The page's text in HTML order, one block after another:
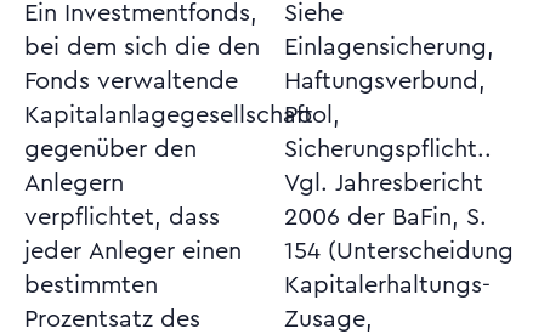
Ein Investmentfonds,
bei dem sich die den
Fonds verwaltende
Kapitalanlagegesellschaft
gegenüber den
Anlegern
verpflichtet, dass
jeder Anleger einen
bestimmten
Prozentsatz des
Siehe
Einlagensicherung,
Haftungsverbund,
Pool,
Sicherungspflicht..
Vgl. Jahresbericht
2006 der BaFin, S.
154 (Unterscheidung
Kapitalerhaltungs-
Zusage,